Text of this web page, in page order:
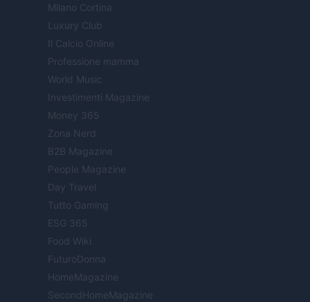
Milano Cortina
Luxury Club
Il Calcio Online
Professione mamma
World Music
Investimenti Magazine
Money 365
Zona Nerd
B2B Magazine
People Magazine
Day Travel
Tutto Gaming
ESG 365
Food Wiki
FuturoDonna
HomeMagazine
SecondHomeMagazine